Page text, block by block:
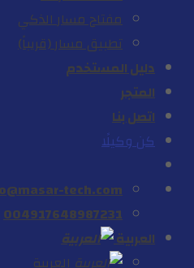
مفتاح مسار الذكي
تطبيق مسار (قريباً)
دليل المستخدم
المتجر
اتصل بنا
كن وكيلًا
tech.com
004917648987231
العربية